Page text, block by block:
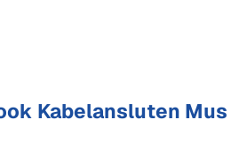
Kabelansluten Mus